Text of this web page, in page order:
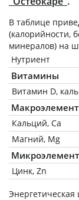
В таблице
(калорийности,
минералов) на
Нутриент
Витамины
Витамин D,
Кальций, Ca
Магний, Mg
Цинк, Zn
Энергетическая